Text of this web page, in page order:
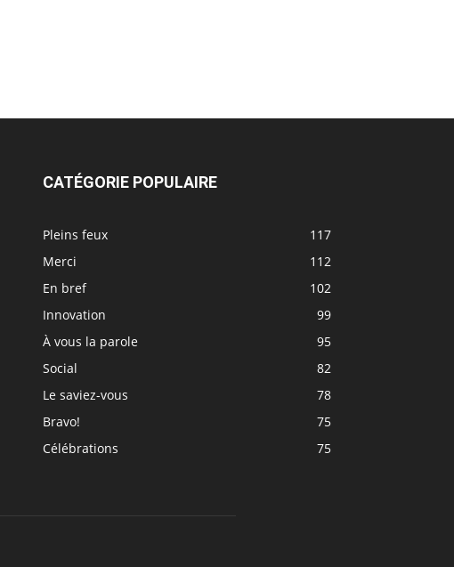
CATÉGORIE POPULAIRE
Pleins feux
117
Merci
112
En bref
102
Innovation
99
À vous la parole
95
Social
82
Le saviez-vous
78
Bravo!
75
Célébrations
75